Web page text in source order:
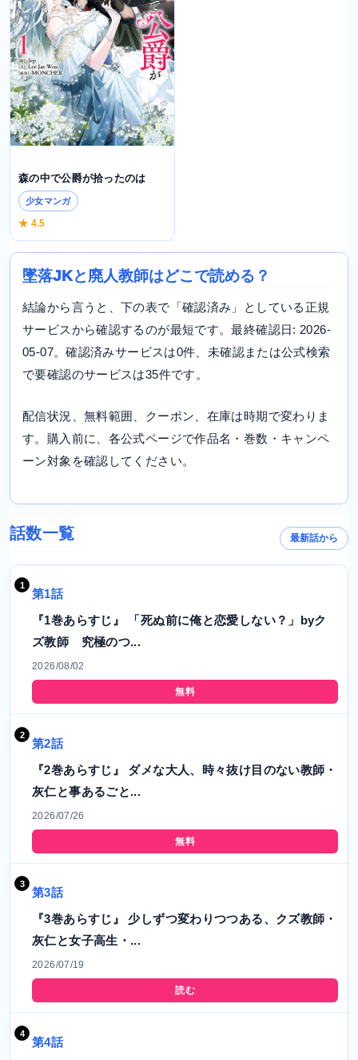
森の中で公爵が拾ったのは
少女マンガ
★ 4.5
墜落JKと廃人教師はどこで読める？
結論から言うと、下の表で「確認済み」としている正規
サービスから確認するのが最短です。最終確認日: 2026-
05-07。確認済みサービスは0件、未確認または公式検索
で要確認のサービスは35件です。
配信状況、無料範囲、クーポン、在庫は時期で変わりま
す。購入前に、各公式ページで作品名・巻数・キャンペ
ーン対象を確認してください。
話数一覧 最新話から
第1話
『1巻あらすじ』 「死ぬ前に俺と恋愛しない？」byク
ズ教師 究極のつ...
2026/08/02
無料
第2話
『2巻あらすじ』 ダメな大人、時々抜け目のない教師・
灰仁と事あるごと...
2026/07/26
無料
第3話
『3巻あらすじ』 少しずつ変わりつつある、クズ教師・
灰仁と女子高生・...
2026/07/19
読む
第4話